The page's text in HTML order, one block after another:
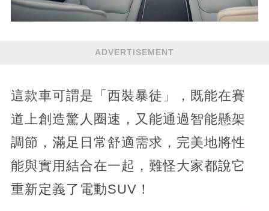
ADVERTISEMENT
這款車可謂是「西裝暴徒」，既能在賽
道上創造驚人圈速，又能通過智能懸架
調節，滿足日常舒適需求，完美地將性
能與實用結合在一起，難怪大家都說它
重新定義了電動SUV！